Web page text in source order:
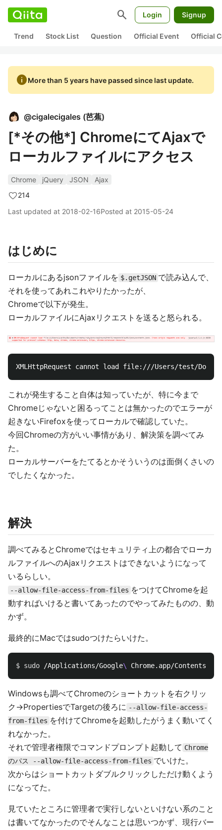
search Login Signup
Trend Stock List Question Official Event Official
infoMore than 5 years have passed since last update.
@cigalecigales (芭蕉)
[*その他*] ChromeにてAjaxで
ローカルファイルにアクセス
Chrome jQuery JSON
Ajax
214
Last updated at 2018-02-16Posted at 2015-05-24
はじめに
ローカルにあるjsonファイルを $.getJSON で読み込んで、
それを使ってあれこれやりたかったが、
Chromeで以下が発生。
ローカルファイルにAjaxリクエストを送ると怒られる。
これが発生すること自体は知っていたが、特に今まで
Chromeじゃないと困るってことは無かったのでエラーが
起きないFirefoxを使ってローカルで確認していた。
今回Chromeの方がいい事情があり、解決策を調べてみ
た。
ローカルサーバーをたてるとかそういうのは面倒くさいの
でしたくなかった。
解決
調べてみるとChromeではセキュリティ上の都合でローカ
ルファイルへのAjaxリクエストはできないようになって
いるらしい。
--allow-file-access-from-files をつけてChromeを起
動すればいけると書いてあったのでやってみたものの、動
かず。
最終的にMacではsudoつけたらいけた。
$ sudo /Applications/Google\ Chrome.app/Contents/
Windowsも調べてChromeのショートカットを右クリッ
ク→PropertiesでTargetの後ろに --allow-file-access-
from-files を付けてChromeを起動したがうまく動いてく
れなかった。
それで管理者権限でコマンドプロンプト起動して Chrome
のパス --allow-file-access-from-files でいけた。
次からはショートカットダブルクリックしただけ動くよう
になってた。
見ていたところに管理者で実行しないといけない系のこと
は書いてなかったのでそんなことは思いつかず、現行バー